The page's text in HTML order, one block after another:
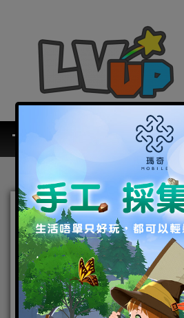
為暖暖獻上生日
列車 即將啟航《
聖誕節限定套裝
2021-12-06|Android,IOS,好康活動